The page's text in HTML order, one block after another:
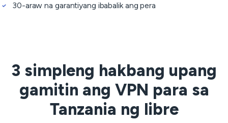
30-araw na garantiyang ibabalik ang pera
3 simpleng hakbang upang
gamitin ang VPN para sa
Tanzania ng libre